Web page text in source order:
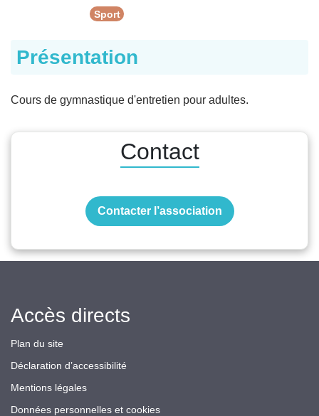
Sport
Présentation
Cours de gymnastique d'entretien pour adultes.
Contact
Contacter l’association
Accès directs
Plan du site
Déclaration d’accessibilité
Mentions légales
Données personnelles et cookies